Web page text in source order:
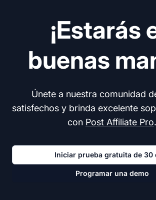
¡Estarás
buenas
Únete a nuestra comunidad
satisfechos y brinda excelente
con Post Affiliate Pro.
Iniciar prueba gratuita de 30
Programar una demo